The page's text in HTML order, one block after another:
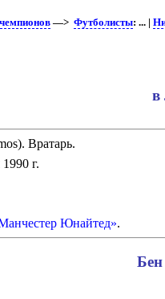
—> Футболисты: ... |
в
Вратарь.
г.
Юнайтед».
Бен